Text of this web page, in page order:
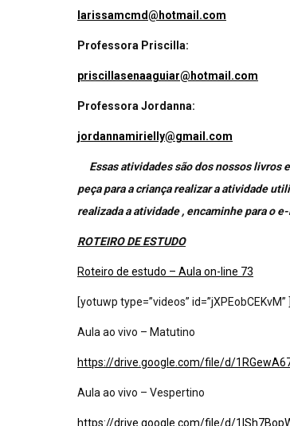
larissamcmd@hotmail.com
Professora Priscilla:
priscillasenaaguiar@hotmail.com
Professora Jordanna:
jordannamirielly@gmail.com
Essas atividades são dos nossos livros
peça para a criança realizar a atividade
realizada a atividade , encaminhe para o
ROTEIRO DE ESTUDO
Roteiro de estudo – Aula on-line 73
[yotuwp type=”videos” id=”jXPEobCEKvM” ]
Aula ao vivo – Matutino
https://drive.google.com/file/d/
Aula ao vivo – Vespertino
https://drive.google.com/file/d/